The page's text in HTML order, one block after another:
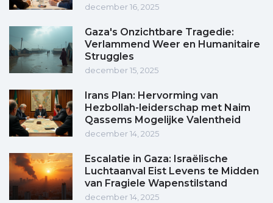
december 16, 2025
Gaza's Onzichtbare Tragedie:
Verlammend Weer en Humanitaire
Struggles
december 15, 2025
Irans Plan: Hervorming van
Hezbollah-leiderschap met Naim
Qassems Mogelijke Valentheid
december 14, 2025
Escalatie in Gaza: Israëlische
Luchtaanval Eist Levens te Midden
van Fragiele Wapenstilstand
december 14, 2025